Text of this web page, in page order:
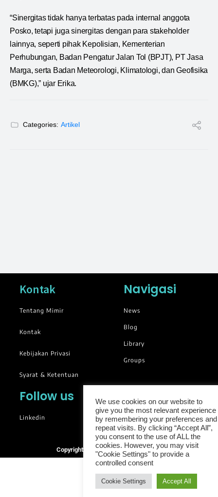
“Sinergitas tidak hanya terbatas pada internal anggota
Posko, tetapi juga sinergitas dengan para stakeholder
lainnya, seperti pihak Kepolisian, Kementerian
Perhubungan, Badan Pengatur Jalan Tol (BPJT), PT Jasa
Marga, serta Badan Meteorologi, Klimatologi, dan Geofisika
(BMKG),” ujar Erika.
Categories: Artikel
Kontak
Tentang Mimir
Kontak
Kebijakan Privasi
Syarat & Ketentuan
Navigasi
News
Blog
Library
Groups
Follow us
Linkedin
Copyright © 2025. All rights reserved.
We use cookies on our website to
give you the most relevant experience
by remembering your preferences and
repeat visits. By clicking “Accept All”,
you consent to the use of ALL the
cookies. However, you may visit
"Cookie Settings" to provide a
controlled consent
Cookie Settings Accept All